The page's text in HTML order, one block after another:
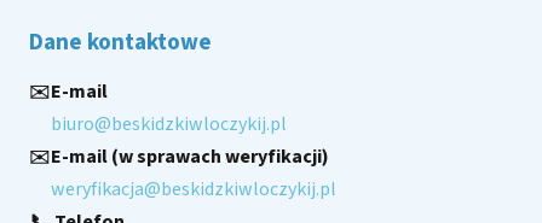
Dane kontaktowe
✉E-mail
biuro@beskidzkiwloczykij.pl
✉E-mail (w sprawach weryfikacji)
weryfikacja@beskidzkiwloczykij.pl